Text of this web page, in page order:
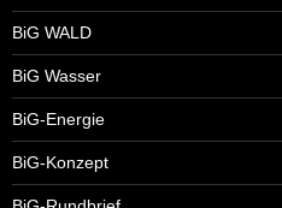
BiG WALD
BiG Wasser
BiG-Energie
BiG-Konzept